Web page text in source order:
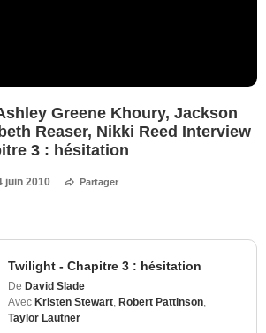
Greene Khoury, Jackson
Reaser, Nikki Reed Interview
3 : hésitation
juin 2010 Partager
Twilight - Chapitre 3 : hésitation
De David Slade
Avec Kristen Stewart Robert Pattinson
Taylor Lautner